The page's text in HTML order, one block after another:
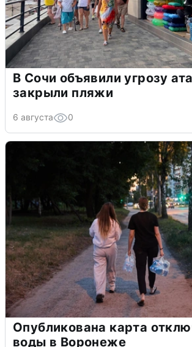
В Сочи объявили угрозу
закрыли пляжи
6 августа 0
Опубликована карта
воды в Воронеже